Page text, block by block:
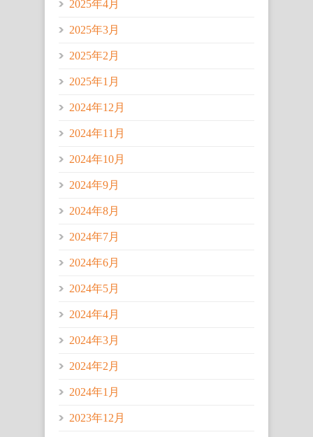
2025年4月
2025年3月
2025年2月
2025年1月
2024年12月
2024年11月
2024年10月
2024年9月
2024年8月
2024年7月
2024年6月
2024年5月
2024年4月
2024年3月
2024年2月
2024年1月
2023年12月